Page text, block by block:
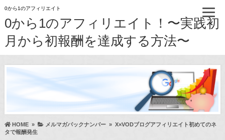
0から1のアフィリエイト
0から1のアフィリエイト！〜実践初
月から初報酬を達成する方法〜
HOME» メルマガバックナンバー» X×VODブログアフィリエイト初めてのネ
タで報酬発生